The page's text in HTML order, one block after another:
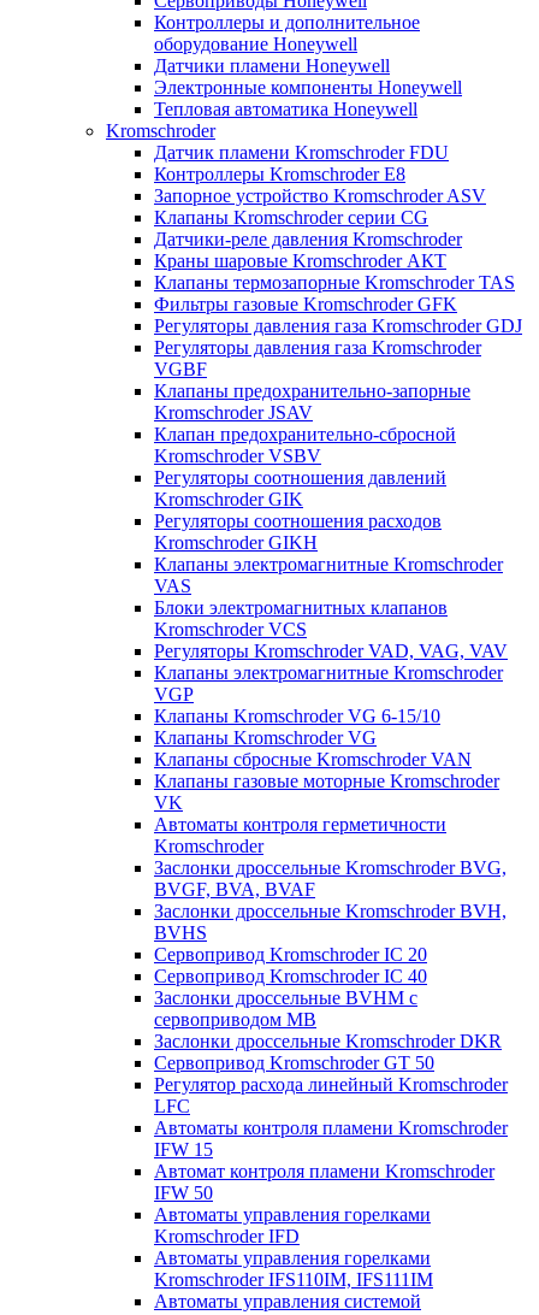
Контроллеры и дополнительное
оборудование Honeywell
Датчики пламени Honeywell
Электронные компоненты Honeywell
Тепловая автоматика Honeywell
Kromschroder
Датчик пламени Kromschroder FDU
Контроллеры Kromschroder E8
Запорное устройство Kromschroder ASV
Клапаны Kromschroder серии CG
Датчики-реле давления Kromschroder
Краны шаровые Kromschroder АКТ
Клапаны термозапорные Kromschroder TAS
Фильтры газовые Kromschroder GFK
Регуляторы давления газа Kromschroder GDJ
Регуляторы давления газа Kromschroder
VGBF
Клапаны предохранительно-запорные
Kromschroder JSAV
Клапан предохранительно-сбросной
Kromschroder VSBV
Регуляторы соотношения давлений
Kromschroder GIK
Регуляторы соотношения расходов
Kromschroder GIKH
Клапаны электромагнитные Kromschroder
VAS
Блоки электромагнитных клапанов
Kromschroder VCS
Регуляторы Kromschroder VAD, VAG, VAV
Клапаны электромагнитные Kromschroder
VGP
Клапаны Kromschroder VG 6-15/10
Клапаны Kromschroder VG
Клапаны сбросные Kromschroder VAN
Клапаны газовые моторные Kromschroder
VK
Автоматы контроля герметичности
Kromschroder
Заслонки дроссельные Kromschroder BVG,
BVGF, BVA, BVAF
Заслонки дроссельные Kromschroder BVH,
BVHS
Сервопривод Kromschroder IC 20
Сервопривод Kromschroder IC 40
Заслонки дроссельные BVHM с
сервоприводом МВ
Заслонки дроссельные Kromschroder DKR
Cервопривод Kromschroder GT 50
Регулятор расхода линейный Kromschroder
LFC
Автоматы контроля пламени Kromschroder
IFW 15
Автомат контроля пламени Kromschroder
IFW 50
Автоматы управления горелками
Kromschroder IFD
Автоматы управления горелками
Kromschroder IFS110IM, IFS111IM
Автоматы управления системой